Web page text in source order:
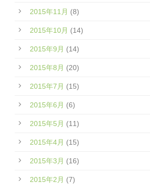
2015年11月 (8)
2015年10月 (14)
2015年9月 (14)
2015年8月 (20)
2015年7月 (15)
2015年6月 (6)
2015年5月 (11)
2015年4月 (15)
2015年3月 (16)
2015年2月 (7)